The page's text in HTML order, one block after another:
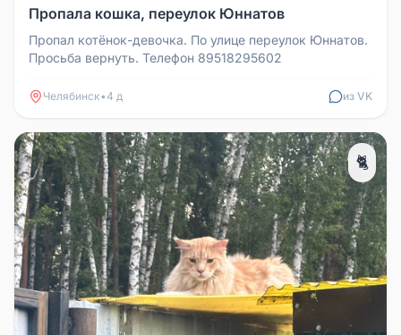
Пропала кошка, переулок Юннатов
Пропал котёнок-девочка. По улице переулок Юннатов.
Просьба вернуть. Телефон 89518295602
Челябинск•4 д из VK
🐈